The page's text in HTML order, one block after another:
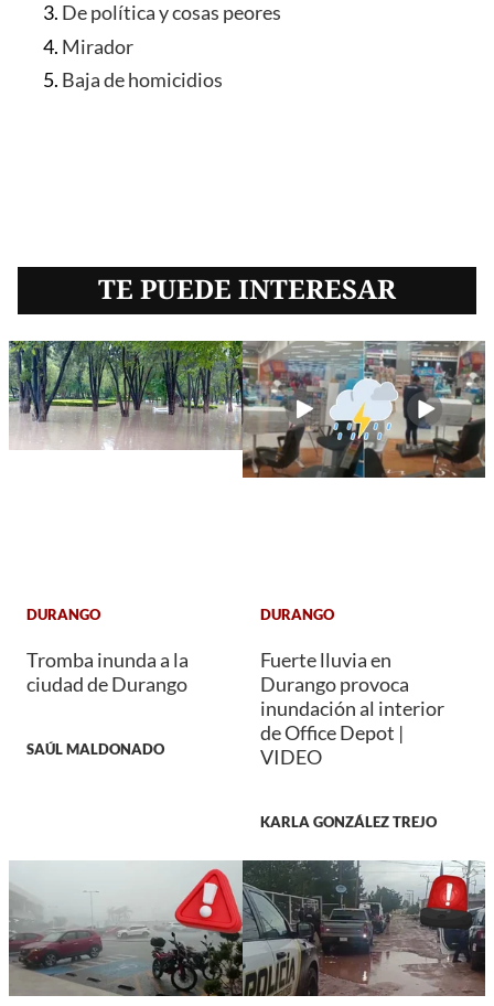
De política y cosas peores
Mirador
Baja de homicidios
TE PUEDE INTERESAR
DURANGO
Tromba inunda a la
ciudad de Durango
SAÚL MALDONADO
DURANGO
Fuerte lluvia en
Durango provoca
inundación al interior
de Office Depot |
VIDEO
KARLA GONZÁLEZ TREJO